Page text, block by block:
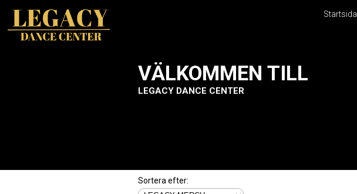
VÄLKOMMEN TILL
LEGACY DANCE CENTER
Startsida
Sortera efter: